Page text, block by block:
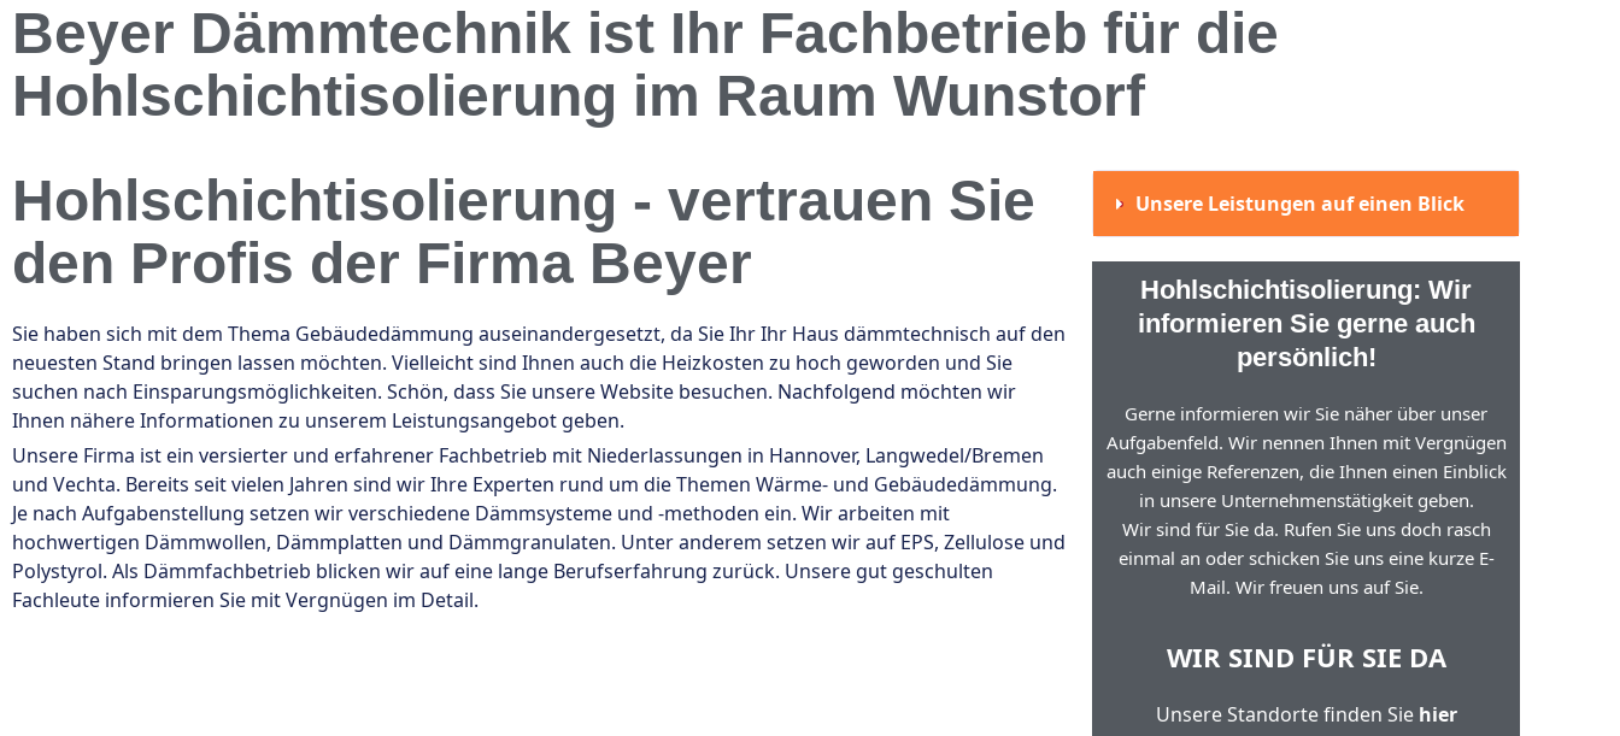
Beyer Dämmtechnik ist Ihr Fachbetrieb für die
Hohlschichtisolierung im Raum Wunstorf
Hohlschichtisolierung - vertrauen Sie
den Profis der Firma Beyer
Sie haben sich mit dem Thema Gebäudedämmung auseinandergesetzt, da Sie Ihr Ihr Haus dämmtechnisch auf den
neuesten Stand bringen lassen möchten. Vielleicht sind Ihnen auch die Heizkosten zu hoch geworden und Sie
suchen nach Einsparungsmöglichkeiten. Schön, dass Sie unsere Website besuchen. Nachfolgend möchten wir
Ihnen nähere Informationen zu unserem Leistungsangebot geben.
Unsere Firma ist ein versierter und erfahrener Fachbetrieb mit Niederlassungen in Hannover, Langwedel/Bremen
und Vechta. Bereits seit vielen Jahren sind wir Ihre Experten rund um die Themen Wärme- und Gebäudedämmung.
Je nach Aufgabenstellung setzen wir verschiedene Dämmsysteme und -methoden ein. Wir arbeiten mit
hochwertigen Dämmwollen, Dämmplatten und Dämmgranulaten. Unter anderem setzen wir auf EPS, Zellulose und
Polystyrol. Als Dämmfachbetrieb blicken wir auf eine lange Berufserfahrung zurück. Unsere gut geschulten
Fachleute informieren Sie mit Vergnügen im Detail.
Unsere Leistungen auf einen Blick
Hohlschichtisolierung: Wir
informieren Sie gerne auch
persönlich!
Gerne informieren wir Sie näher über unser
Aufgabenfeld. Wir nennen Ihnen mit Vergnügen
auch einige Referenzen, die Ihnen einen Einblick
in unsere Unternehmenstätigkeit geben.
Wir sind für Sie da. Rufen Sie uns doch rasch
einmal an oder schicken Sie uns eine kurze E-
Mail. Wir freuen uns auf Sie.
WIR SIND FÜR SIE DA
Unsere Standorte finden Sie hier